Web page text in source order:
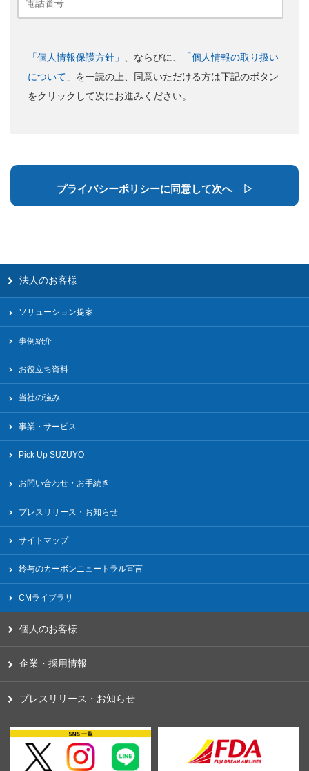
「個人情報保護方針」 、ならびに、
「個人情報の取り扱い
について」 を一読の上、同意いただける方は下記のボタン
をクリックして次にお進みください。
法人のお客様
ソリューション提案
事例紹介
お役立ち資料
当社の強み
事業・サービス
Pick Up SUZUYO
お問い合わせ・お手続き
プレスリリース・お知らせ
サイトマップ
鈴与のカーボンニュートラル宣言
CMライブラリ
個人のお客様
企業・採用情報
プレスリリース・お知らせ